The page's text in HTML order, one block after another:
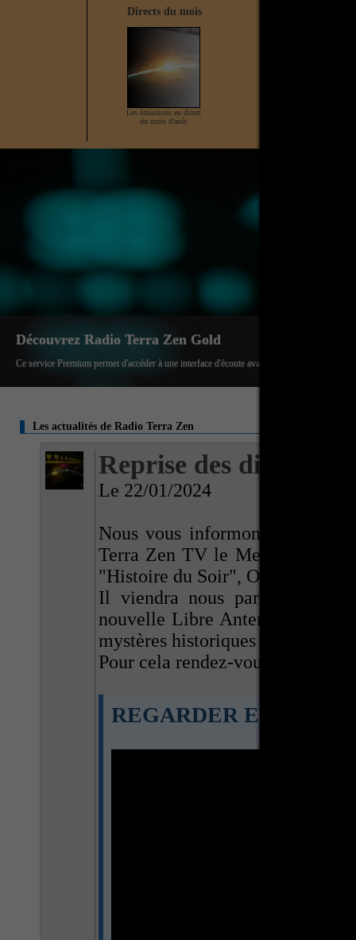
Directs du mois
Les émissions en direct
du mois d'août
Gold
interface d'écoute avancée, une version mobile, des questions prioritaires ainsi que des
Les actualités de Radio Terra Zen
Reprise des directs
Le 22/01/2024
Nous vous informons de la
Terra Zen TV le Mercredi 06
"Histoire du Soir", Olivier
Il viendra nous parler
nouvelle Libre Antenne. Alors
mystères historiques et en
Pour cela rendez-vous sur la
REGARDER EN